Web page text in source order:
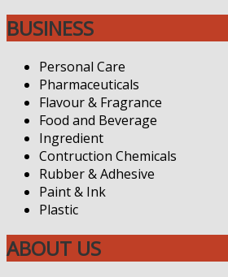
BUSINESS
Personal Care
Pharmaceuticals
Flavour & Fragrance
Food and Beverage
Ingredient
Contruction Chemicals
Rubber & Adhesive
Paint & Ink
Plastic
ABOUT US